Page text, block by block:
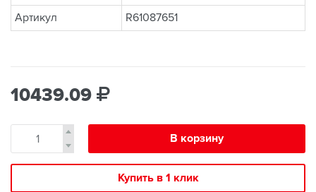
Артикул
R61087651
10439.09
В корзину
Купить в 1 клик